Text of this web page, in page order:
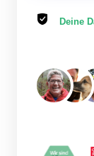
Deine